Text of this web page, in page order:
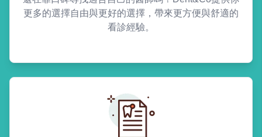
更多的選擇自由與更好的選擇，帶來更方便與舒適的
看診經驗。